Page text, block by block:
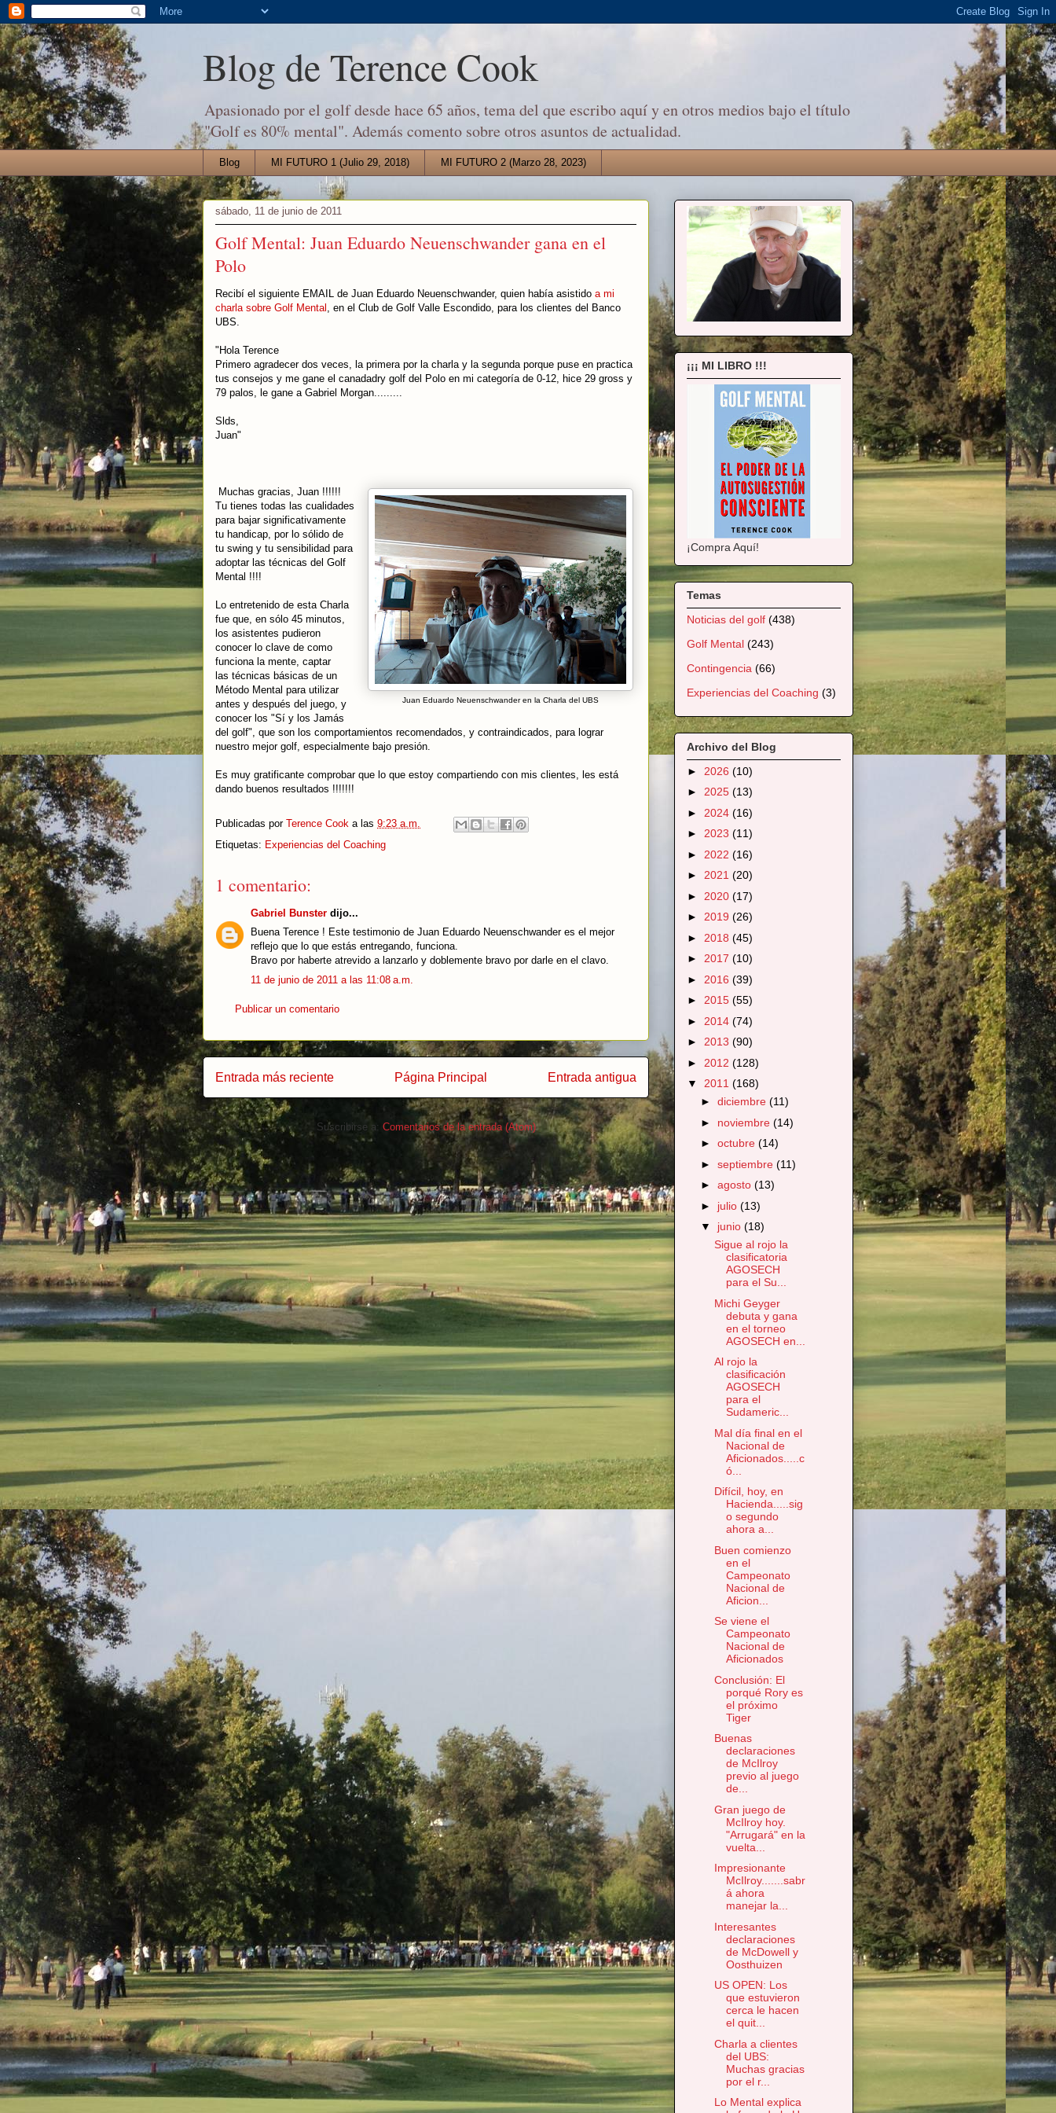
Blog de Terence Cook
Apasionado por el golf desde hace 65 años, tema del que escribo aquí y en otros medios bajo el título
"Golf es 80% mental". Además comento sobre otros asuntos de actualidad.
Blog MI FUTURO 1 (Julio 29, 2018) MI FUTURO 2 (Marzo 28, 2023)
sábado, 11 de junio de 2011
Golf Mental: Juan Eduardo Neuenschwander gana en el
Polo
Recibí el siguiente EMAIL de Juan Eduardo Neuenschwander, quien había asistido a mi
charla sobre Golf Mental , en el Club de Golf Valle Escondido, para los clientes del Banco
UBS.
"Hola Terence
Primero agradecer dos veces, la primera por la charla y la segunda porque puse en practica
tus consejos y me gane el canadadry golf del Polo en mi categoría de 0-12, hice 29 gross y
79 palos, le gane a Gabriel Morgan.........
Slds,
Juan"
Juan Eduardo Neuenschwander en la Charla del UBS
Muchas gracias, Juan !!!!!!
Tu tienes todas las cualidades
para bajar significativamente
tu handicap, por lo sólido de
tu swing y tu sensibilidad para
adoptar las técnicas del Golf
Mental !!!!
Lo entretenido de esta Charla
fue que, en sólo 45 minutos,
los asistentes pudieron
conocer lo clave de como
funciona la mente, captar
las técnicas básicas de un
Método Mental para utilizar
antes y después del juego, y
conocer los "Sí y los Jamás
del golf", que son los comportamientos recomendados, y contraindicados, para lograr
nuestro mejor golf, especialmente bajo presión.
Es muy gratificante comprobar que lo que estoy compartiendo con mis clientes, les está
dando buenos resultados !!!!!!!
Publicadas por Terence Cook a las 9:23 a.m.
Etiquetas: Experiencias del Coaching
1 comentario:
Gabriel Bunster dijo...
Buena Terence ! Este testimonio de Juan Eduardo Neuenschwander es el mejor
reflejo que lo que estás entregando, funciona.
Bravo por haberte atrevido a lanzarlo y doblemente bravo por darle en el clavo.
11 de junio de 2011 a las 11:08 a.m.
Publicar un comentario
Entrada más reciente Entrada antigua
Página Principal
Suscribirse a: Comentarios de la entrada (Atom)
¡¡¡ MI LIBRO !!!
¡Compra Aquí!
Temas
Noticias del golf (438)
Golf Mental (243)
Contingencia (66)
Experiencias del Coaching (3)
Archivo del Blog
► 2026 (10)
► 2025 (13)
► 2024 (16)
► 2023 (11)
► 2022 (16)
► 2021 (20)
► 2020 (17)
► 2019 (26)
► 2018 (45)
► 2017 (10)
► 2016 (39)
► 2015 (55)
► 2014 (74)
► 2013 (90)
► 2012 (128)
▼ 2011 (168)
► diciembre (11)
► noviembre (14)
► octubre (14)
► septiembre (11)
► agosto (13)
► julio (13)
▼ junio (18)
Sigue al rojo la
clasificatoria
AGOSECH
para el Su...
Michi Geyger
debuta y gana
en el torneo
AGOSECH en...
Al rojo la
clasificación
AGOSECH
para el
Sudameric...
Mal día final en el
Nacional de
Aficionados.....c
ó...
Difícil, hoy, en
Hacienda.....sig
o segundo
ahora a...
Buen comienzo
en el
Campeonato
Nacional de
Aficion...
Se viene el
Campeonato
Nacional de
Aficionados
Conclusión: El
porqué Rory es
el próximo
Tiger
Buenas
declaraciones
de McIlroy
previo al juego
de...
Gran juego de
McIlroy hoy.
"Arrugará" en la
vuelta...
Impresionante
McIlroy.......sabr
á ahora
manejar la...
Interesantes
declaraciones
de McDowell y
Oosthuizen
US OPEN: Los
que estuvieron
cerca le hacen
el quit...
Charla a clientes
del UBS:
Muchas gracias
por el r...
Lo Mental explica